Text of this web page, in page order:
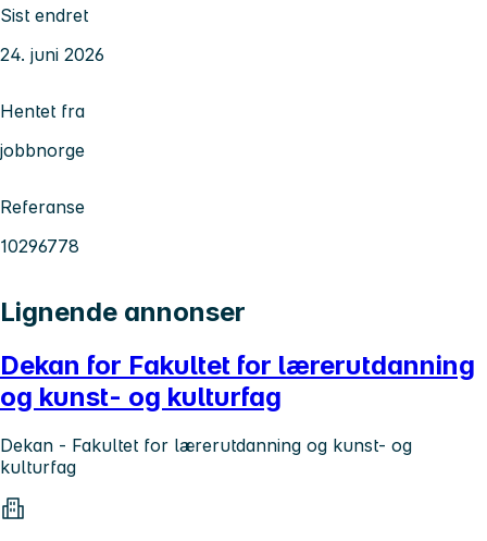
Sist endret
24. juni 2026
Hentet fra
jobbnorge
Referanse
10296778
Lignende annonser
Dekan for Fakultet for lærerutdanning
og kunst- og kulturfag
Dekan - Fakultet for lærerutdanning og kunst- og
kulturfag